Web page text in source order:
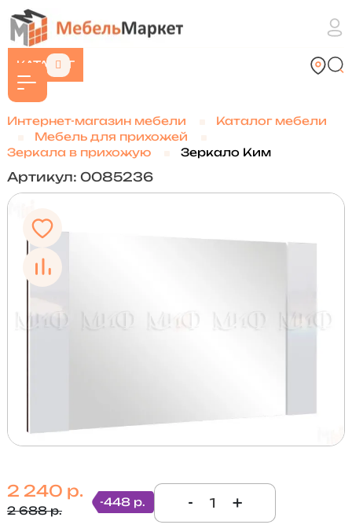
КАТАЛОГ
Интернет-магазин мебели
Каталог мебели
Мебель для прихожей
Зеркала в прихожую
Зеркало Ким
Артикул: 0085236
2 240 р.
2 688 р.
-448 р. - +